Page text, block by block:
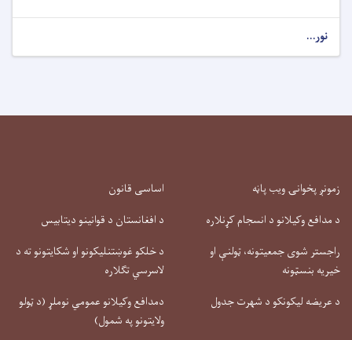
نور...
زمونږ پخوانۍ ویب پاڼه
د مدافع وکیلانو د انسجام کړنلاره
راجستر شوی جمعیتونه، ټولنې او
خیریه بنسټونه
د عریضه لیکونکو د شهرت جدول
اساسی قانون
د افغانستان د قوانینو دیتابیس
د خلکو غوښتنلیکونو او شکایتونو ته د
لاسرسي تګلاره
دمدافع وکیلانو عمومي نوملړ (د ټولو
ولایتونو په شمول)